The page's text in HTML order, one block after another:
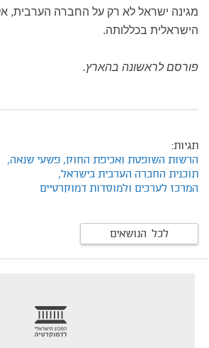
מגינה ישראל לא רק על החברה הערבית,
הישראלית בכללותה.
פורסם לראשונה בהארץ.
תגיות:
הרשות השופטת ואכיפת החוק, פשעי שנאה,
תוכנית החברה הערבית בישראל,
המרכז לערכים ולמוסדות דמוקרטיים
לכל הנושאים